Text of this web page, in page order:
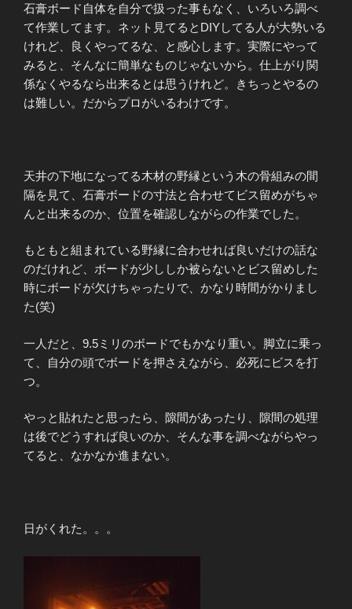
石膏ボード自体を自分で扱った事もなく、いろいろ調べ
て作業してます。ネット見てるとDIYしてる人が大勢いる
けれど、良くやってるな、と感心します。実際にやって
みると、そんなに簡単なものじゃないから。仕上がり関
係なくやるなら出来るとは思うけれど。きちっとやるの
は難しい。だからプロがいるわけです。
天井の下地になってる木材の野縁という木の骨組みの間
隔を見て、石膏ボードの寸法と合わせてビス留めがちゃ
んと出来るのか、位置を確認しながらの作業でした。
もともと組まれている野縁に合わせれば良いだけの話な
のだけれど、ボードが少ししか被らないとビス留めした
時にボードが欠けちゃったりで、かなり時間がかりまし
た(笑)
一人だと、9.5ミリのボードでもかなり重い。脚立に乗っ
て、自分の頭でボードを押さえながら、必死にビスを打
つ。
やっと貼れたと思ったら、隙間があったり、隙間の処理
は後でどうすれば良いのか、そんな事を調べながらやっ
てると、なかなか進まない。
日がくれた。。。